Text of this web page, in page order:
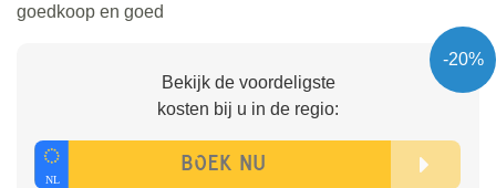
goedkoop en goed
-20%
Bekijk de voordeligste
kosten bij u in de regio: